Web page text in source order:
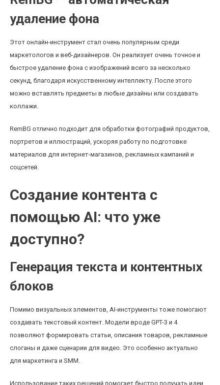
удаление фона
Этот онлайн-инструмент стал очень популярным среди
маркетологов и веб-дизайнеров. Он реализует очень точное и
быстрое удаление фона с изображений всего за несколько
секунд, благодаря искусственному интеллекту. После этого
можно вставлять предметы в любые дизайны или создавать
коллажи.
RemBG отлично подходит для обработки фотографий продуктов,
портретов и иллюстраций, ускоряя работу по подготовке
материалов для интернет-магазинов, рекламных кампаний и
соцсетей.
Создание контента с
помощью AI: что уже
доступно?
Генерация текста и контентных
блоков
Помимо визуальных элементов, AI-инструменты тоже помогают
создавать текстовый контент. Модели вроде GPT-3 и 4
позволяют формировать статьи, описания товаров, рекламные
слоганы и даже сценарии для видео. Это особенно актуально
для маркетинга и SMM.
Использование таких решений помогает быстро получать идеи,